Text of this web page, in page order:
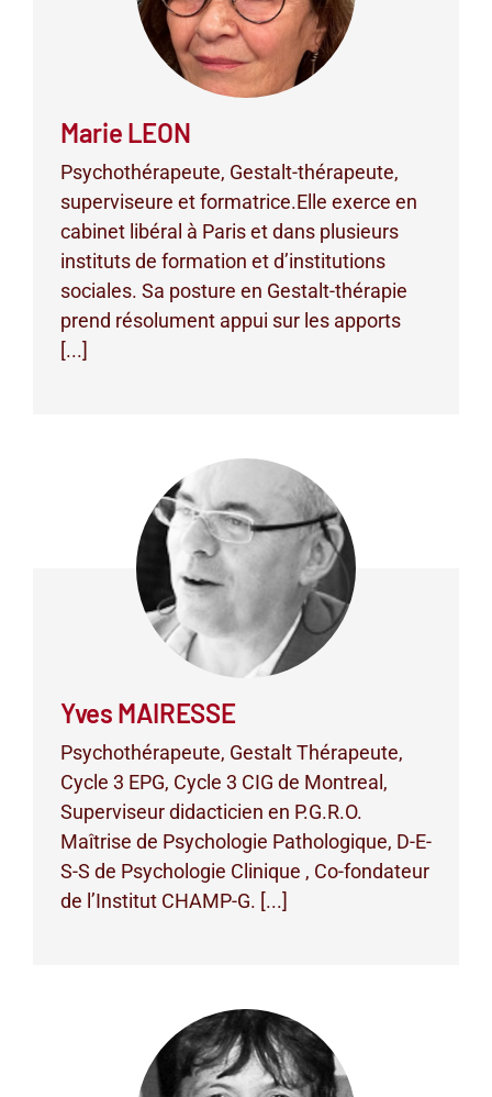
Marie LEON
Psychothérapeute, Gestalt-thérapeute,
superviseure et formatrice.Elle exerce en
cabinet libéral à Paris et dans plusieurs
instituts de formation et d’institutions
sociales. Sa posture en Gestalt-thérapie
prend résolument appui sur les apports
[...]
Yves MAIRESSE
Psychothérapeute, Gestalt Thérapeute,
Cycle 3 EPG, Cycle 3 CIG de Montreal,
Superviseur didacticien en P.G.R.O.
Maîtrise de Psychologie Pathologique, D-E-
S-S de Psychologie Clinique , Co-fondateur
de l’Institut CHAMP-G. [...]